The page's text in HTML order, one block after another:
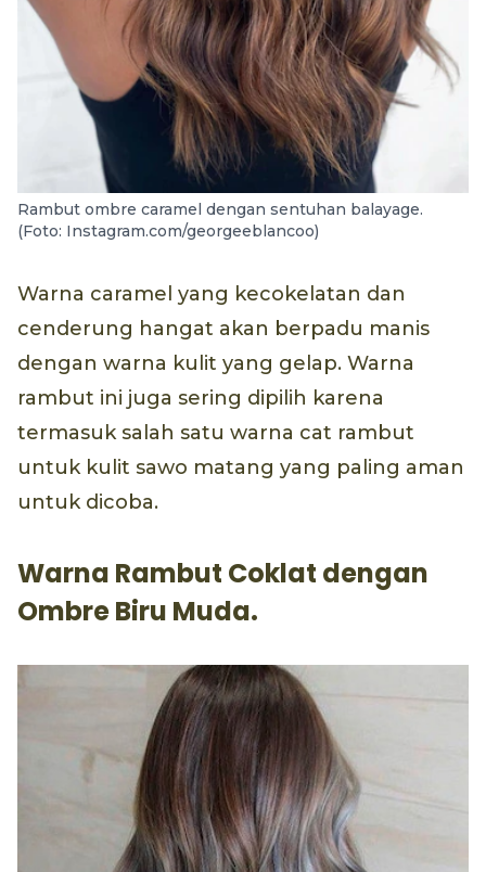
Rambut ombre caramel dengan sentuhan balayage.
(Foto: Instagram.com/georgeeblancoo)
Warna caramel yang kecokelatan dan
cenderung hangat akan berpadu manis
dengan warna kulit yang gelap. Warna
rambut ini juga sering dipilih karena
termasuk salah satu warna cat rambut
untuk kulit sawo matang yang paling aman
untuk dicoba.
Warna Rambut Coklat dengan
Ombre Biru Muda.